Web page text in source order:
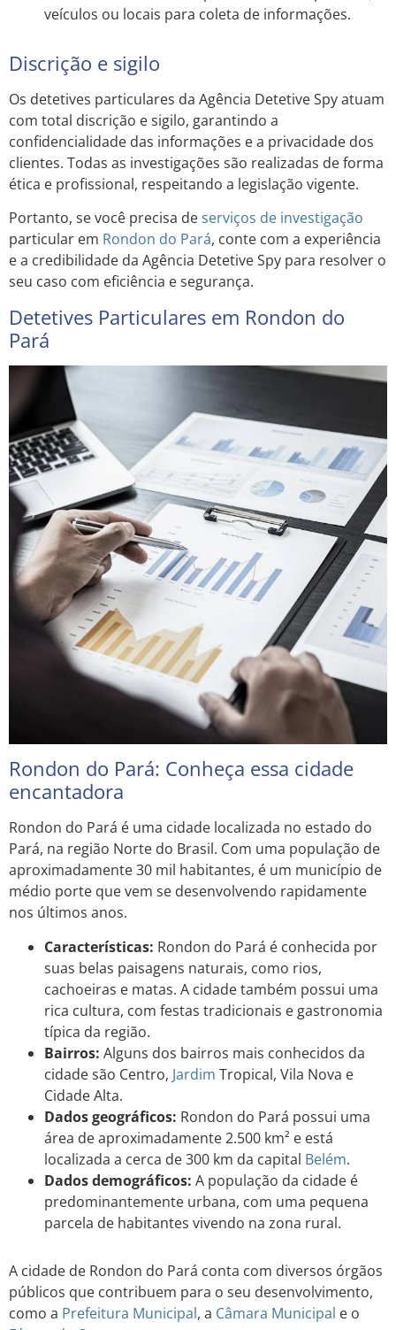
veículos ou locais para coleta de informações.
Discrição e sigilo
Os detetives particulares da Agência Detetive Spy atuam
com total discrição e sigilo, garantindo a
confidencialidade das informações e a privacidade dos
clientes. Todas as investigações são realizadas de forma
ética e profissional, respeitando a legislação vigente.
Portanto, se você precisa deserviços de investigação
particular em Rondon do Pará, conte com a experiência
e a credibilidade da Agência Detetive Spy para resolver o
seu caso com eficiência e segurança.
Detetives Particulares em Rondon do
Pará
Rondon do Pará: Conheça essa cidade
encantadora
Rondon do Pará é uma cidade localizada no estado do
Pará, na região Norte do Brasil. Com uma população de
aproximadamente 30 mil habitantes, é um município de
médio porte que vem se desenvolvendo rapidamente
nos últimos anos.
Características: Rondon do Pará é conhecida por
suas belas paisagens naturais, como rios,
cachoeiras e matas. A cidade também possui uma
rica cultura, com festas tradicionais e gastronomia
típica da região.
Bairros: Alguns dos bairros mais conhecidos da
cidade são Centro, Jardim Tropical, Vila Nova e
Cidade Alta.
Dados geográficos: Rondon do Pará possui uma
área de aproximadamente 2.500 km² e está
localizada a cerca de 300 km da capital Belém.
Dados demográficos: A população da cidade é
predominantemente urbana, com uma pequena
parcela de habitantes vivendo na zona rural.
A cidade de Rondon do Pará conta com diversos órgãos
públicos que contribuem para o seu desenvolvimento,
como a Prefeitura Municipal, a Câmara Municipal e o